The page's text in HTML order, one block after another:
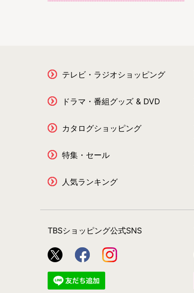
テレビ・ラジオショッピング
ドラマ・番組グッズ & DVD
カタログショッピング
特集・セール
人気ランキング
TBSショッピング公式SNS